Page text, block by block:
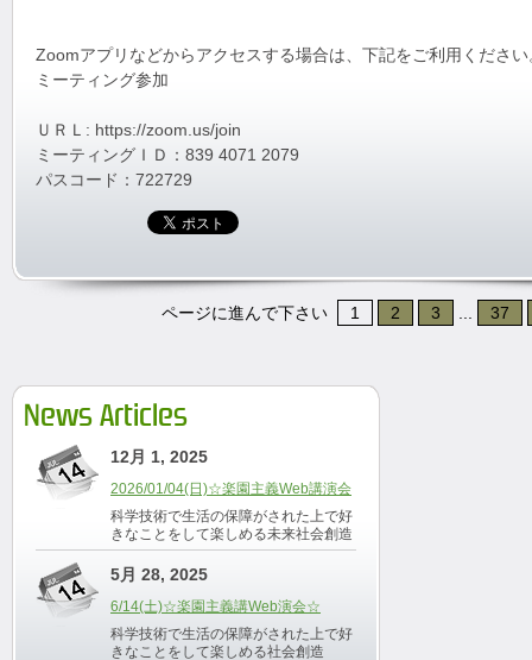
Zoomアプリなどからアクセスする場合は、下記をご利用ください
ミーティング参加
ＵＲＬ: https://zoom.us/join
ミーティングＩＤ：839 4071 2079
パスコード：722729
ページに進んで下さい 1 2 3 37
News Articles
12月 1, 2025
2026/01/04(日)☆楽園主義Web講演会
科学技術で生活の保障がされた上で好
きなことをして楽しめる未来社会創造
5月 28, 2025
6/14(土)☆楽園主義講Web演会☆
科学技術で生活の保障がされた上で好
きなことをして楽しめる社会創造